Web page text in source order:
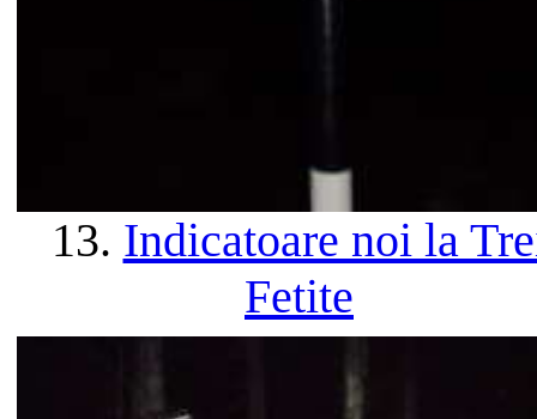
13. Indicatoare noi la
Fetite